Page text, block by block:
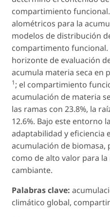
compartimiento
alométricos para la
modelos de distribución
compartimento funcional.
horizonte de evaluación
acumula materia seca en
1; el compartimiento
acumulación de materia
las ramas con 23.8%, la
12.6%. Bajo este entorno
adaptabilidad y eficiencia
acumulación de biomasa,
como de alto valor para
cambiante.
Palabras clave:
climático global,